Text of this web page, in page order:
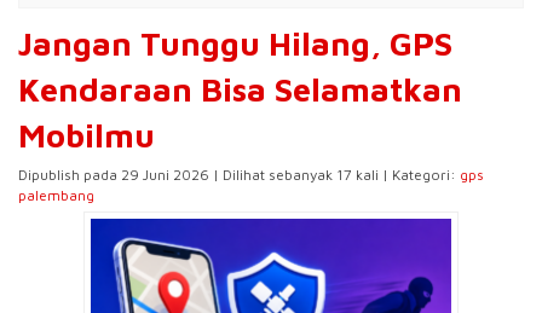
Jangan Tunggu Hilang, GPS
Kendaraan Bisa Selamatkan
Mobilmu
Dipublish pada 29 Juni 2026 | Dilihat sebanyak 17 kali | Kategori: gps
palembang